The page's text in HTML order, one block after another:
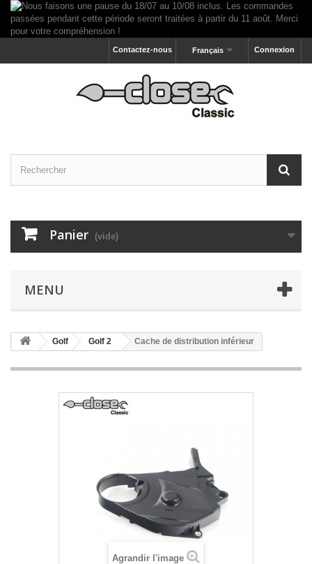
Connexion
Français
Contactez-nous
Panier (vide)
MENU
Golf Golf 2 Cache de distribution inférieur
Agrandir l'image